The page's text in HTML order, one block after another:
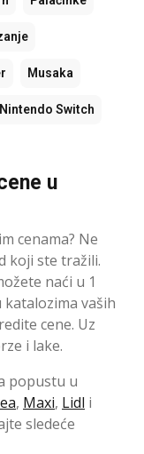
Musaka
Nintendo Switch
u
cenama? Ne
koji ste tražili.
naći u 1
katalozima vaših
cene. Uz
i lake.
popustu u
, Maxi, Lidl i
sledeće